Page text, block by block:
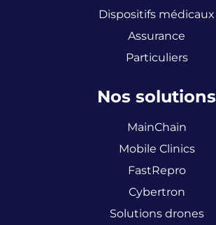
Dispositifs médicaux
Assurance
Particuliers
Nos solutions
MainChain
Mobile Clinics
FastRepro
Cybertron
Solutions drones